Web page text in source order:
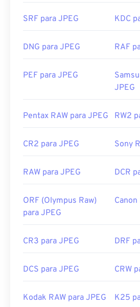
com" para fazer sua seleção.
navegadores populares, como
Links úteis:
https://www.lifewire.com/jpg-
SRF para JPEG KDC
DNG para JPEG RAF
PEF para JPEG
JPEG
Pentax RAW para JPEG RW2
CR2 para JPEG Sony
RAW para JPEG DCR
ORF (Olympus Raw)
para JPEG
Canon
CR3 para JPEG DRF
DCS para JPEG CRW
Kodak RAW para JPEG K25